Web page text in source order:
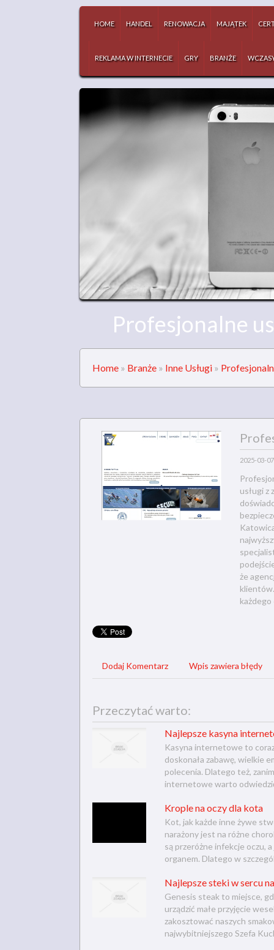
HOME HANDEL RENOWACJA MAJĄTEK
REKLAMA W INTERNECIE GRY BRANŻE
Profesjonalne
Home » Branże » Inne Usługi »
2025-03-07
usługi z
że
każdego
Dodaj Komentarz Wpis zawiera błędy
Przeczytać warto:
Najlepsze kasyna
Kasyna internetowe to
doskonała zabawę, wielkie
polecenia. Dlatego też,
internetowe warto
Krople na oczy dla kota
Kot, jak każde inne żywe
narażony jest na różne
są przeróżne infekcje oczu,
organem. Dlatego w
Najlepsze steki w sercu
Genesis steak to miejsce,
urządzić małe przyjęcie
zakosztować naszych
najwybitniejszego Szefa